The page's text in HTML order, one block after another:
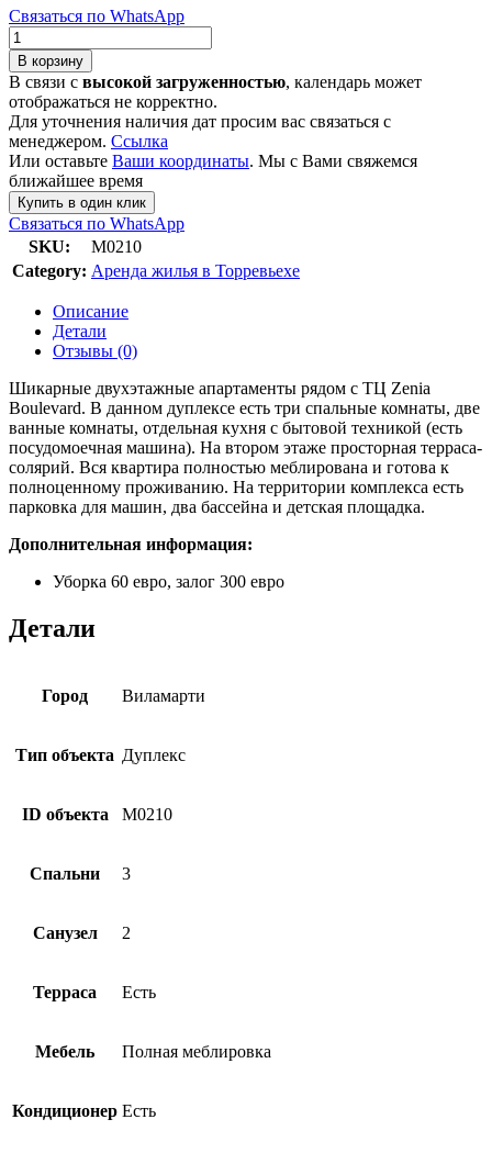
Связаться по WhatsApp
Количество
товара
Дуплекс
в
аренду
рядом
с
торговым
центром
Zenia
Boulevard
В корзину
В связи с высокой загруженностью, календарь может
отображаться не корректно.
Для уточнения наличия дат просим вас связаться с
менеджером. Ссылка
Или оставьте Ваши координаты. Мы с Вами свяжемся
ближайшее время
Купить в один клик
Связаться по WhatsApp
SKU:
М0210
Category: Аренда жилья в Торревьехе
Описание
Детали
Отзывы (0)
Шикарные двухэтажные апартаменты рядом с ТЦ Zenia
Boulevard. В данном дуплексе есть три спальные комнаты, две
ванные комнаты, отдельная кухня с бытовой техникой (есть
посудомоечная машина). На втором этаже просторная терраса-
солярий. Вся квартира полностью меблирована и готова к
полноценному проживанию. На территории комплекса есть
парковка для машин, два бассейна и детская площадка.
Дополнительная информация:
Уборка 60 евро, залог 300 евро
Детали
Город Виламарти
Тип объекта Дуплекс
ID объекта М0210
Спальни 3
Санузел 2
Терраса Есть
Мебель Полная меблировка
Кондиционер Есть